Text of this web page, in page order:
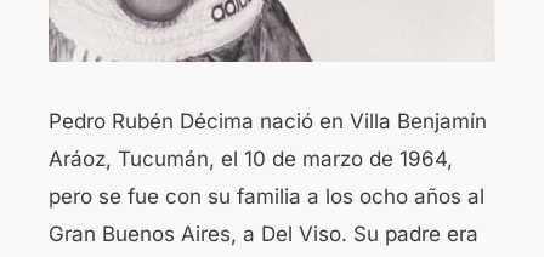
Pedro Rubén Décima nació en Villa Benjamín
Aráoz, Tucumán, el 10 de marzo de 1964,
pero se fue con su familia a los ocho años al
Gran Buenos Aires, a Del Viso. Su padre era